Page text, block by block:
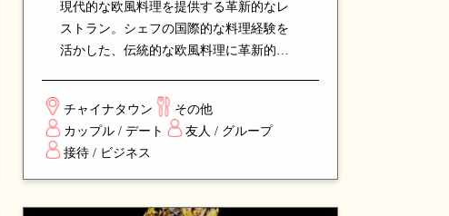
現代的な欧風料理を提供する革新的なレ
ストラン。シェフの国際的な料理経験を
活かした、伝統的な欧風料理に革新的な
特徴。エレガントな空間で楽しむ、洗練
されたダイニング体験を求める食通から
高い評価を得ているスポットです。
チャイナタウン
その他
カップル / デート
友人 / グループ
接待 / ビジネス